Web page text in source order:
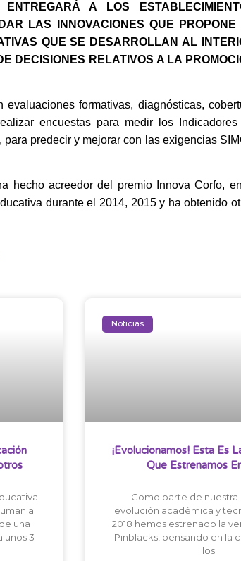
A LOS
LAS INNOVACIONES QUE PROPONE
QUE SE DESARROLLAN AL
DECISIONES RELATIVOS A LA
formativas, diagnósticas,
encuestas para medir los
predecir y mejorar con las exigencias
hecho acreedor del premio Innova Corfo,
durante el 2014, 2015 y ha obtenido
a
una
unos 3
Noticias
¡Evolucionamos! Esta Es
Que Estrenamos
Como parte de nuestra
evolución académica y
2018 hemos estrenado la
Pinblacks, pensando en la
los